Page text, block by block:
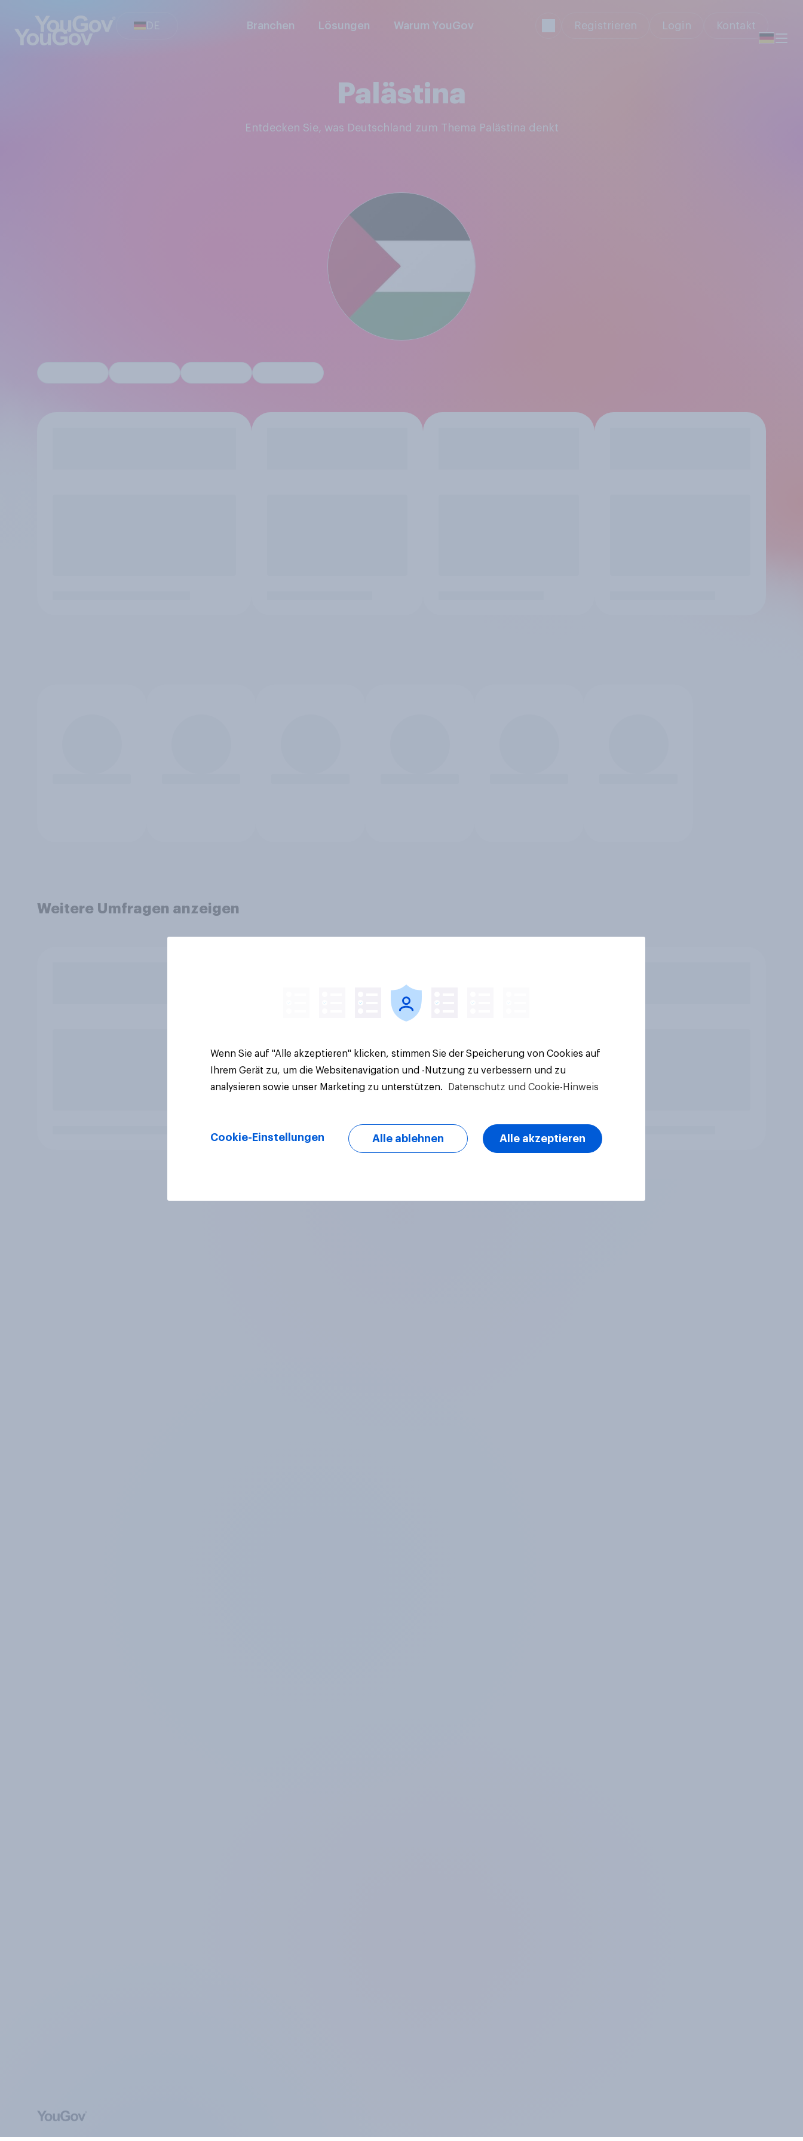
DE Branchen Lösungen Warum YouGov Registrieren Login Kontakt
Palästina
Entdecken Sie, was Deutschland zum Thema Palästina denkt
Weitere Umfragen anzeigen
Wenn Sie auf "Alle akzeptieren" klicken, stimmen Sie der Speicherung von Cookies auf
Ihrem Gerät zu, um die Websitenavigation und -Nutzung zu verbessern und zu
analysieren sowie unser Marketing zu unterstützen.
Datenschutz und Cookie-Hinweis
Cookie-Einstellungen Alle ablehnen Alle akzeptieren